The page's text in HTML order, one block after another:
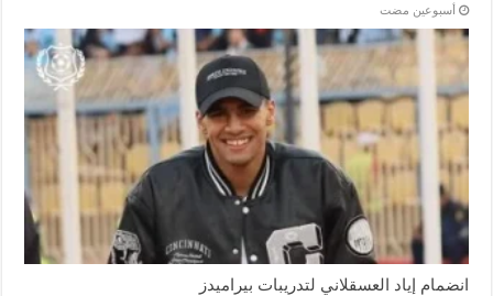
‏أسبوعين مضت
انضمام إياد العسقلاني لتدريبات بيراميدز